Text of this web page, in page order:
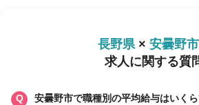
長野県× 安曇野市
求人に関する質
安曇野市で職種別の平均給与はいく